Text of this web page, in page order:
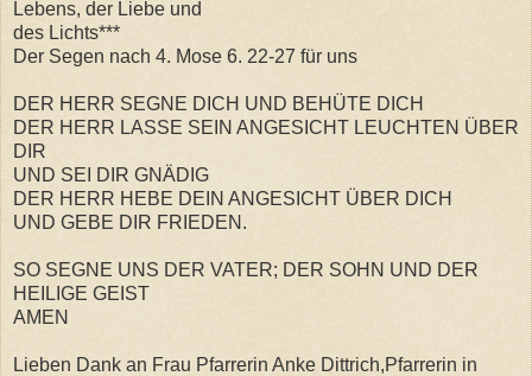
Lebens, der Liebe und
des Lichts***
Der Segen nach 4. Mose 6. 22-27 für uns
DER HERR SEGNE DICH UND BEHÜTE DICH
DER HERR LASSE SEIN ANGESICHT LEUCHTEN ÜBER
DIR
UND SEI DIR GNÄDIG
DER HERR HEBE DEIN ANGESICHT ÜBER DICH
UND GEBE DIR FRIEDEN.
SO SEGNE UNS DER VATER; DER SOHN UND DER
HEILIGE GEIST
AMEN
Lieben Dank an Frau Pfarrerin Anke Dittrich,Pfarrerin in